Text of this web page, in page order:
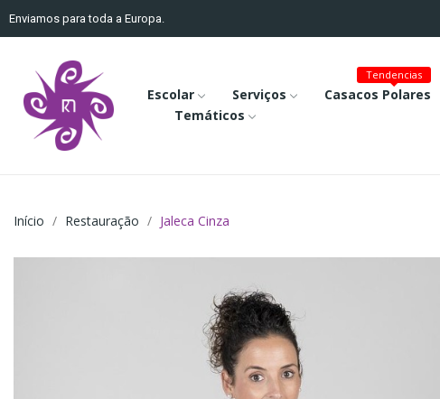
Enviamos para toda a Europa.
Escolar Serviços Casacos Polares
Tendencias
Temáticos
Início Restauração Jaleca Cinza